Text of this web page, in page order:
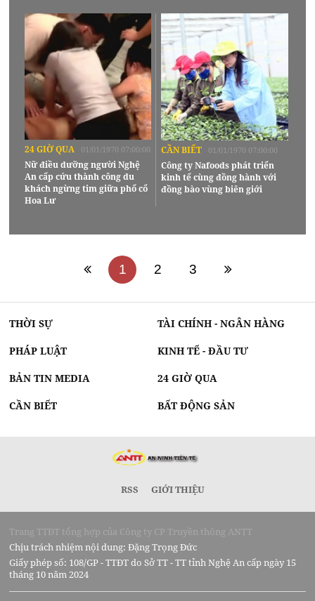
24 GIỜ QUA 01/01/1970 07:00:00
Nữ điều dưỡng người Nghệ
An cấp cứu thành công du
khách ngừng tim giữa phố cổ
Hoa Lư
CẦN BIẾT 01/01/1970 07:00:00
Công ty Nafoods phát triển
kinh tế cùng đồng hành với
đồng bào vùng biên giới
1 2 3
THỜI SỰ TÀI CHÍNH - NGÂN HÀNG
PHÁP LUẬT KINH TẾ - ĐẦU TƯ
BẢN TIN MEDIA 24 GIỜ QUA
CẦN BIẾT BẤT ĐỘNG SẢN
RSS GIỚI THIỆU
Trang TTĐT tổng hợp của Công ty CP Truyền thông ANTT
Chịu trách nhiệm nội dung: Đặng Trọng Đức
Giấy phép số: 108/GP - TTĐT do Sở TT - TT tỉnh Nghệ An cấp ngày 15
tháng 10 năm 2024